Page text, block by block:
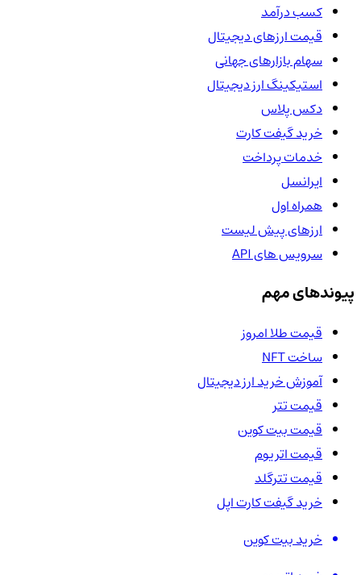
کسب درآمد
قیمت ارزهای دیجیتال
سهام بازارهای جهانی
استیکینگ ارز دیجیتال
دکس پلاس
خرید گیفت کارت
خدمات پرداخت
ایرانسل
همراه اول
ارزهای پیش لیست
سرویس های API
پیوندهای مهم
قیمت طلا امروز
ساخت NFT
آموزش خرید ارز دیجیتال
قیمت تتر
قیمت بیت کوین
قیمت اتریوم
قیمت تترگلد
خرید گیفت کارت اپل
خرید بیت کوین